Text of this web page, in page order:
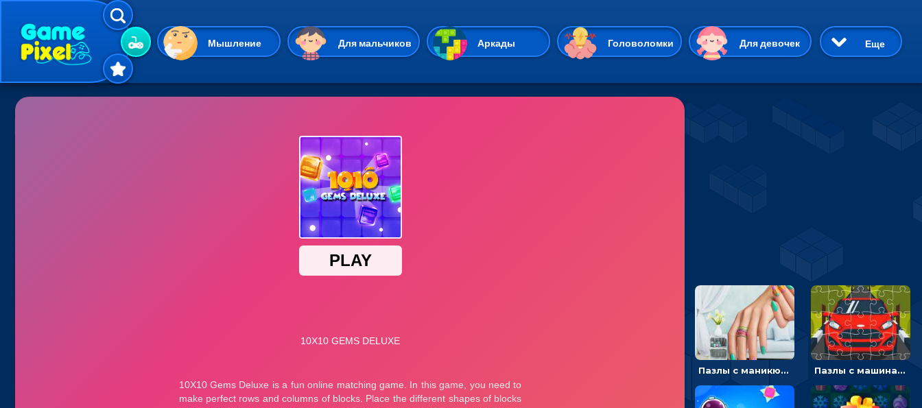
Мышление Для мальчиков Аркады Головоломки Для девочек
Гиперказуальные Казуальные Веселые 3D Приключения
Unity
Симуляторы
Пасьянс
Еще
Пазлы с маникюром: собери идеальный рисунок для ногтей Пазлы с машинами Форд: собирать картинки и открывать новые